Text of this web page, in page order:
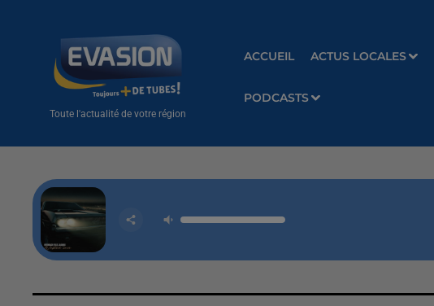
Toute l'actualité de votre région
ACCUEIL ACTUS LOCALES
PODCASTS